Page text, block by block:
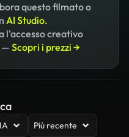
questo filmato o
AI Studio.
l'accesso creativo
— Scopri i prezzi →
Più recente